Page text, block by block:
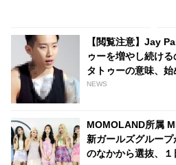
り・・ 衝撃的なシーンに爆笑
る
「
だ」
【閲覧注意】Jay
ゥーを増やし続け
タトゥーの意味、
NEWS
MOMOLAND所属
新ガールズグルー
のなかから選抜、